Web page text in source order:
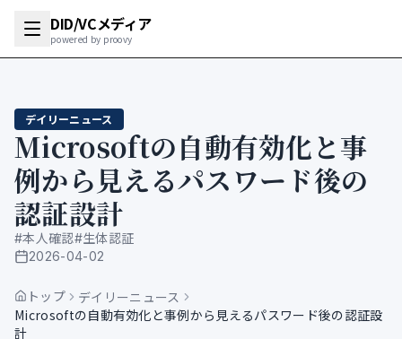
DID/VCメディア
powered by proovy
デイリーニュース
Microsoftの自動有効化と事
例から見えるパスワード後の
認証設計
#本人確認#生体認証
公開日
2026-04-02
トップ
デイリーニュース
Microsoftの自動有効化と事例から見えるパスワード後の認証設
計